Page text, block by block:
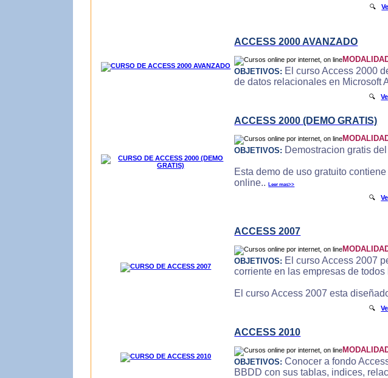
🔍
ACCESS 2000 AVANZADO
OBJETIVOS: El curso Access 2000
de datos relacionales en Microsoft
🔍
ACCESS 2000 (DEMO GRATIS)
OBJETIVOS: Demostracion gratis
Esta demo de uso gratuito
online..Leer mas>>
🔍
ACCESS 2007
OBJETIVOS: El curso Access 2007
corriente en las empresas de todos
El curso Access 2007 esta
🔍
ACCESS 2010
OBJETIVOS: Conocer a fondo
BBDD con sus tablas, indices,